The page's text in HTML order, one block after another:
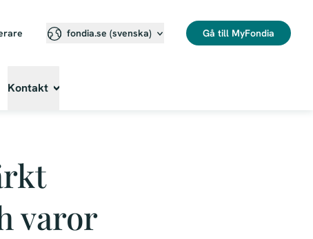
fondia.se (svenska)⁠ Gå till MyFondia
Kontakt
varor